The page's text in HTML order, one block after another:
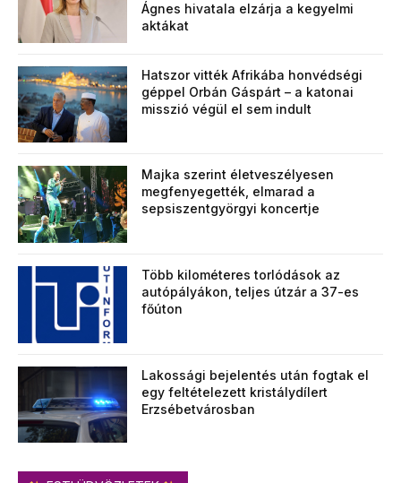
Ágnes hivatala elzárja a kegyelmi
aktákat
Hatszor vitték Afrikába honvédségi
géppel Orbán Gáspárt – a katonai
misszió végül el sem indult
Majka szerint életveszélyesen
megfenyegették, elmarad a
sepsiszentgyörgyi koncertje
Több kilométeres torlódások az
autópályákon, teljes útzár a 37-es
főúton
Lakossági bejelentés után fogtak el
egy feltételezett kristálydílert
Erzsébetvárosban